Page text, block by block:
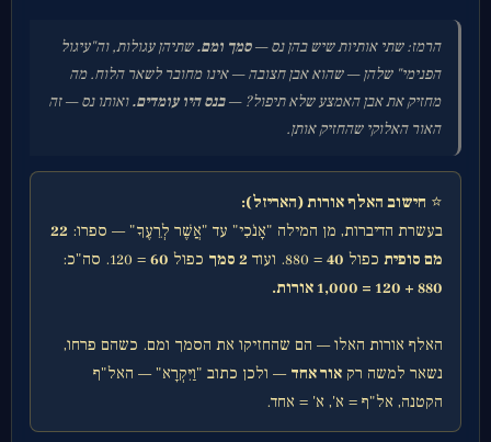
הרמז: שתי אותיות שיש בהן נס —סמך ומם.שתיהן עגולות, וה"עיגול
הפנימי" שלהן — שהוא אבן חצובה — אינו מחובר לשאר הלוח. מה
מחזיק את אבן האמצע שלא תיפול? —בנס היו עומדים.ואותו נס — זה
האור האלוקי שהחזיק אותן.
⭐ חישוב האלף אורות (האריזל):
בעשרת הדיברות, מן המילה "אָנֹכִי" עד "אֲשֶׁר לְרֵעֶךָ" — ספרו: 22
מם סופית כפול 40 = 880. ועוד 2 סמך כפול 60 = 120. סה"כ:
880 + 120 = 1,000 אורות.
האלף אורות האלו — הם שהחזיקו את הסמך ומם. כשהם פרחו,
נשאר למשה רק אור אחד — ולכן כתוב "וַיִּקְרָא" — האל"ף
הקטנה, אל"ף = א', א' = אחד.